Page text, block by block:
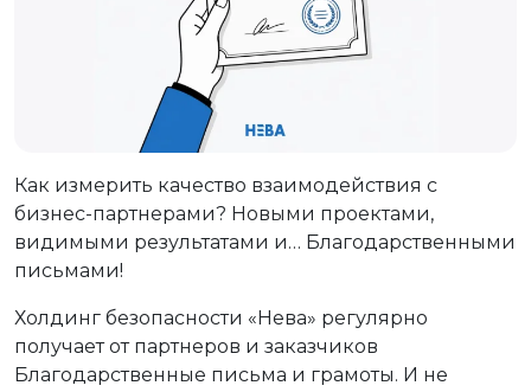
Как измерить качество взаимодействия с
бизнес-партнерами? Новыми проектами,
видимыми результатами и… Благодарственными
письмами!
Холдинг безопасности «Нева» регулярно
получает от партнеров и заказчиков
Благодарственные письма и грамоты. И не